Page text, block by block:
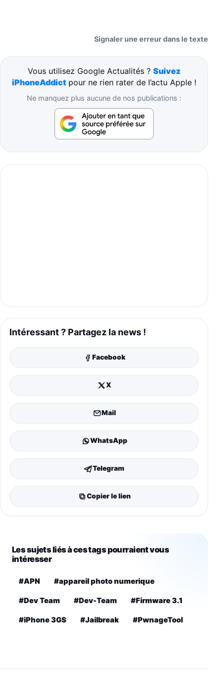
Signaler une erreur dans le texte
Vous utilisez Google Actualités ? Suivez
iPhoneAddict pour ne rien rater de l’actu Apple !
Ne manquez plus aucune de nos publications :
Intéressant ? Partagez la news !
Facebook
X
Mail
WhatsApp
Telegram
Copier le lien
Les sujets liés à ces tags pourraient vous
intéresser
#APN #appareil photo numerique
#Dev Team #Dev-Team #Firmware 3.1
#iPhone 3GS #Jailbreak #PwnageTool